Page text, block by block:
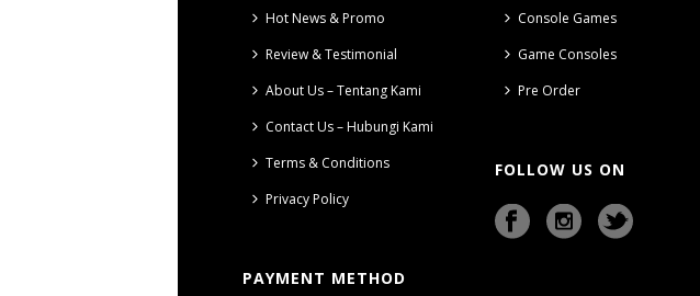
Hot News & Promo
Review & Testimonial
About Us – Tentang Kami
Contact Us – Hubungi Kami
Terms & Conditions
Privacy Policy
PAYMENT METHOD
Console Games
Game Consoles
Pre Order
FOLLOW US ON